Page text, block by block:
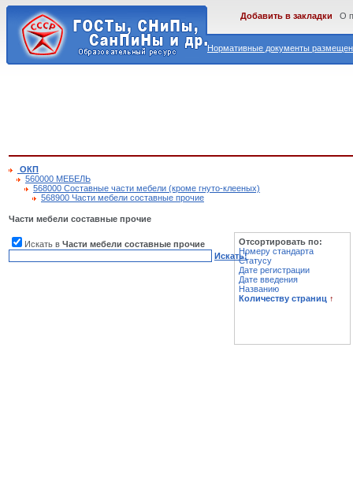
Нормативные документы
Добавить в закладки О
ОКП
560000 МЕБЕЛЬ
568000 Составные части мебели (кроме гнуто-клееных)
568900 Части мебели составные прочие
Части мебели составные прочие
Искать в Части мебели составные прочие
Искать!
Отсортировать по:
Номеру стандарта
Статусу
Дате регистрации
Дате введения
Названию
Количеству страниц ↑